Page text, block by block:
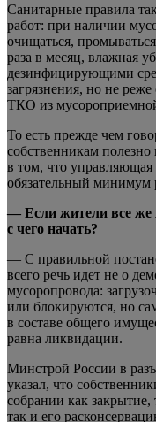
Санитарные правила
работ: при наличии
очищаться,
раза в месяц, влажная
дезинфицирующими
загрязнения, но не
ТКО из
То есть прежде чем
собственникам
в том, что управляющая
обязательный минимум
— Если жители все же
с чего начать?
— С правильной
всего речь идет не о
мусоропровода:
или блокируются, но
в составе общего
равна ликвидации.
Минстрой России в
указал, что
собрании как
так и его